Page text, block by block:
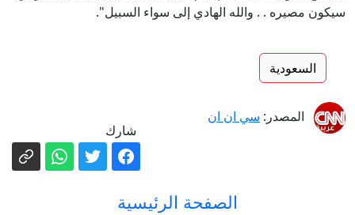
سيكون مصيره . . والله الهادي إلى سواء السبيل".
السعودية
المصدر: سي ان ان
شارك
الصفحة الرئيسية